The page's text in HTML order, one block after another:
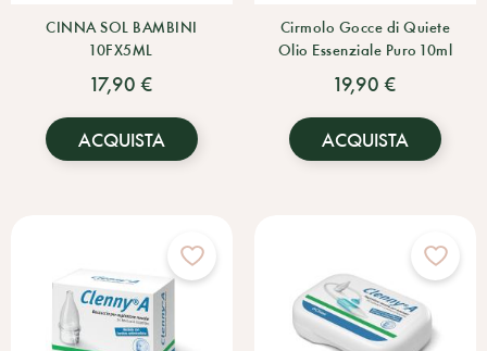
CINNA SOL BAMBINI
10FX5ML
17,90 €
ACQUISTA
Cirmolo Gocce di Quiete
Olio Essenziale Puro 10ml
19,90 €
ACQUISTA